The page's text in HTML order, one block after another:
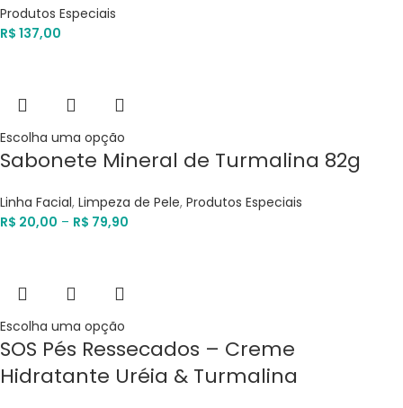
Produtos Especiais
R$ 137,00
Escolha uma opção
Sabonete Mineral de Turmalina 82g
Linha Facial, Limpeza de Pele, Produtos Especiais
R$ 20,00 – R$ 79,90
Escolha uma opção
SOS Pés Ressecados – Creme
Hidratante Uréia & Turmalina